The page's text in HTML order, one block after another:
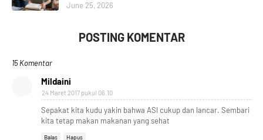
June 25, 2026
POSTING KOMENTAR
15 Komentar
Mildaini
24 Maret 2017 pukul 06.10
Sepakat kita kudu yakin bahwa ASI cukup dan lancar. Sembari
kita tetap makan makanan yang sehat
Balas Hapus